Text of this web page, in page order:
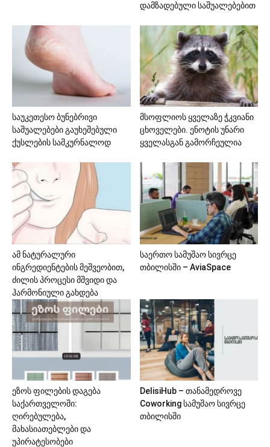
დამზადებული საშუალებებით
საუკეთესო ბუნებრივი
საშუალებები გაუხეშებული
ქუსლების სამკურნალოდ
მსოფლიოს ყველაზე ჭკვიანი
ცხოველები. ენოტის უნარი
ყველასგან გამორჩეულია
ამ ნატურალური
ინგრედიენტების მეშვეობით,
ძილის პროცესი მშვიდი და
ჰარმონიული გახდება
საერთო სამუშაო სივრცე
თბილისში – AviaSpace
ეზოს ფილების დაგება
საქართველოში:
ღირებულება,
მახასიათებლები და
უპირატესობები
DelisiHub – თანამედროვე
Coworking სამუშაო სივრცე
თბილისში